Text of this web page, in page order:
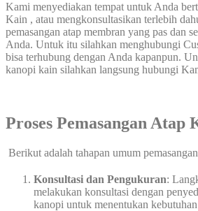
Kami menyediakan tempat untuk Anda
Kain , atau mengkonsultasikan terlebih
pemasangan atap membran yang pas dan
Anda. Untuk itu silahkan menghubungi
bisa terhubung dengan Anda kapanpun.
kanopi kain silahkan langsung hubungi
Proses Pemasangan Atap
Berikut adalah tahapan umum
Konsultasi dan Pengukuran:
melakukan konsultasi dengan
kanopi untuk menentukan